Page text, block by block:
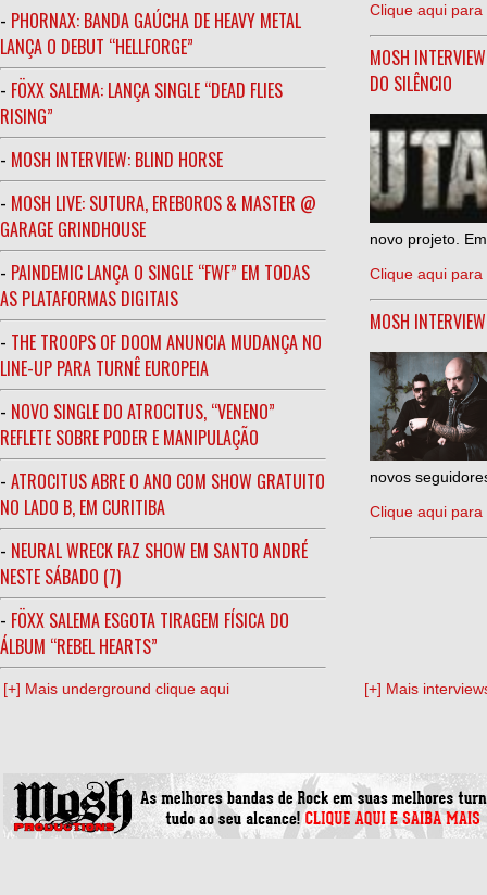
- PHORNAX: BANDA GAÚCHA DE HEAVY METAL
LANÇA O DEBUT “HELLFORGE”
- FÖXX SALEMA: LANÇA SINGLE “DEAD FLIES
RISING”
- MOSH INTERVIEW: BLIND HORSE
- MOSH LIVE: SUTURA, EREBOROS & MASTER @
GARAGE GRINDHOUSE
- PAINDEMIC LANÇA O SINGLE “FWF” EM TODAS
AS PLATAFORMAS DIGITAIS
- THE TROOPS OF DOOM ANUNCIA MUDANÇA NO
LINE-UP PARA TURNÊ EUROPEIA
- NOVO SINGLE DO ATROCITUS, “VENENO”
REFLETE SOBRE PODER E MANIPULAÇÃO
- ATROCITUS ABRE O ANO COM SHOW GRATUITO
NO LADO B, EM CURITIBA
- NEURAL WRECK FAZ SHOW EM SANTO ANDRÉ
NESTE SÁBADO (7)
- FÖXX SALEMA ESGOTA TIRAGEM FÍSICA DO
ÁLBUM “REBEL HEARTS”
Clique aqui para
MOSH
DO SILÊNCIO
novo projeto.
Clique aqui para
MOSH
novos
Clique aqui para
[+] Mais underground clique aqui [+] Mais